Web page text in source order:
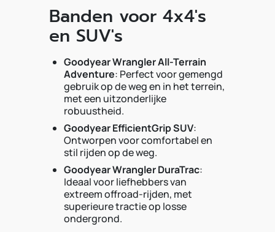
Banden voor 4x4's
en SUV's
Goodyear Wrangler All-Terrain
Adventure: Perfect voor gemengd
gebruik op de weg en in het terrein,
met een uitzonderlijke
robuustheid.
Goodyear EfficientGrip SUV:
Ontworpen voor comfortabel en
stil rijden op de weg.
Goodyear Wrangler DuraTrac:
Ideaal voor liefhebbers van
extreem offroad-rijden, met
superieure tractie op losse
ondergrond.